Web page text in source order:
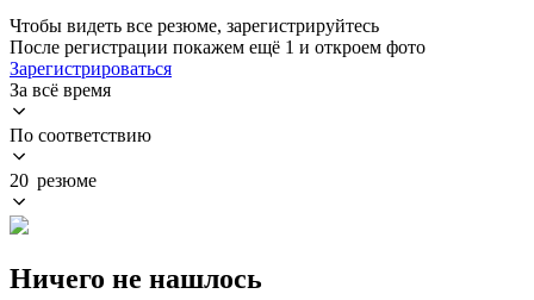
Чтобы видеть все резюме, зарегистрируйтесь
После регистрации покажем ещё 1 и откроем фото
Зарегистрироваться
За всё время
По соответствию
20 резюме
Ничего не нашлось